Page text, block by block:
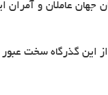
جهان عاملان و
این گذرگاه سخت